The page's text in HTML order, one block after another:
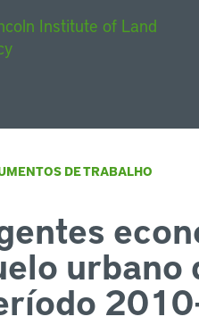
DE TRABALHO
urbano